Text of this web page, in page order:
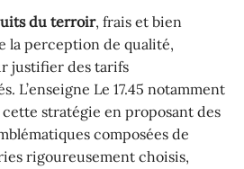
du terroir, frais et bien
la perception de qualité,
justifier des tarifs
L’enseigne Le 17.45 notamment
stratégie en proposant des
composées de
rigoureusement choisis,